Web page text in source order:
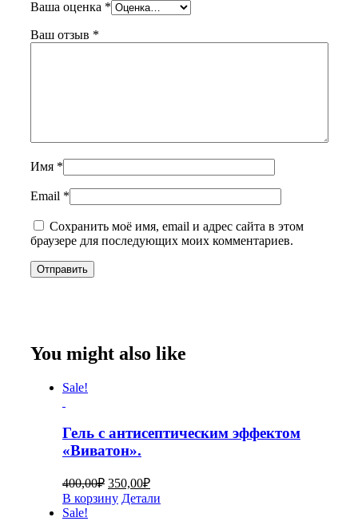
Ваша оценка *
Ваш отзыв *
Имя *
Email *
Сохранить моё имя, email и адрес сайта в этом
браузере для последующих моих комментариев.
You might also like
Sale!
Гель с антисептическим эффектом
«Виватон».
400,00₽ 350,00₽
В корзину Детали
Sale!